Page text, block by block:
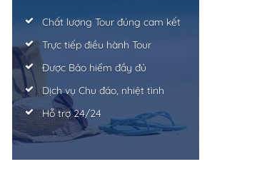
Chất lượng Tour đúng cam kết
Trực tiếp điều hành Tour
Được Bảo hiểm đầy đủ
Dịch vụ Chu đáo, nhiệt tình
Hỗ trợ 24/24